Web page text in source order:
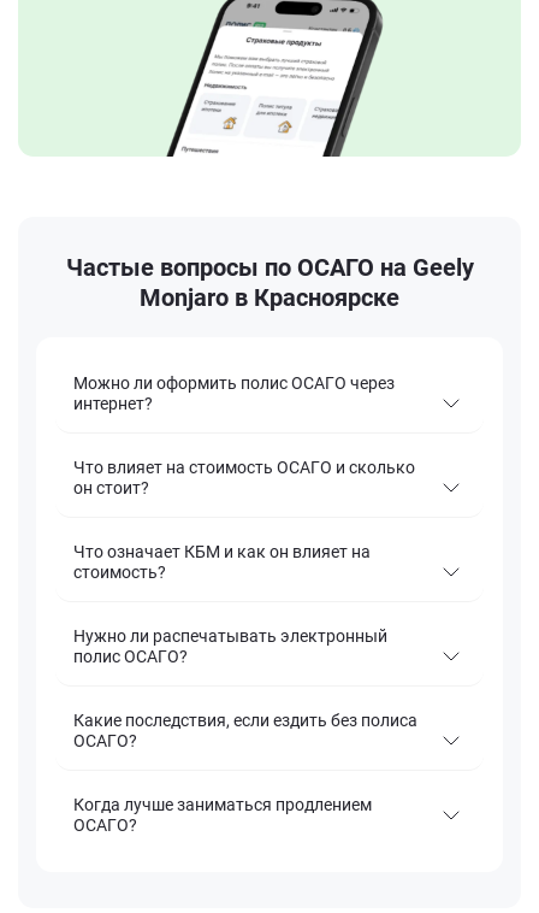
Частые вопросы по ОСАГО на Geely
Monjaro в Красноярске
Можно ли оформить полис ОСАГО через
интернет?
Что влияет на стоимость ОСАГО и сколько
он стоит?
Что означает КБМ и как он влияет на
стоимость?
Нужно ли распечатывать электронный
полис ОСАГО?
Какие последствия, если ездить без полиса
ОСАГО?
Когда лучше заниматься продлением
ОСАГО?